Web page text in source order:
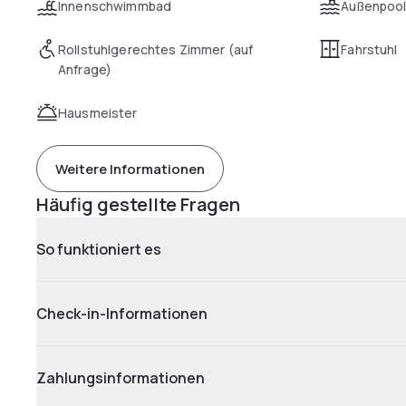
Innenschwimmbad Außenpool
Rollstuhlgerechtes Zimmer (auf
Anfrage)
Fahrstuhl
Hausmeister
Weitere Informationen
Häufig gestellte Fragen
So funktioniert es
Check-in-Informationen
Zahlungsinformationen